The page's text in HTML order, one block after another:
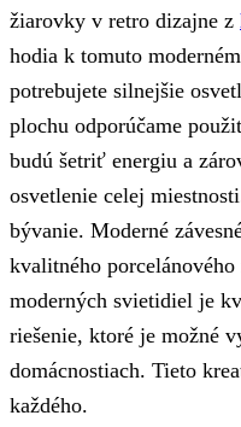
žiarovky v retro dizajne z
hodia k tomuto
potrebujete silnejšie
plochu odporúčame
budú šetriť energiu a
osvetlenie celej
bývanie. Moderné
kvalitného
moderných svietidiel je
riešenie, ktoré je možné
domácnostiach. Tieto
každého.